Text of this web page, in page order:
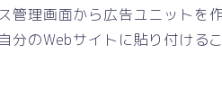
管理画面から広告ユニットを
分のWebサイトに貼り付ける